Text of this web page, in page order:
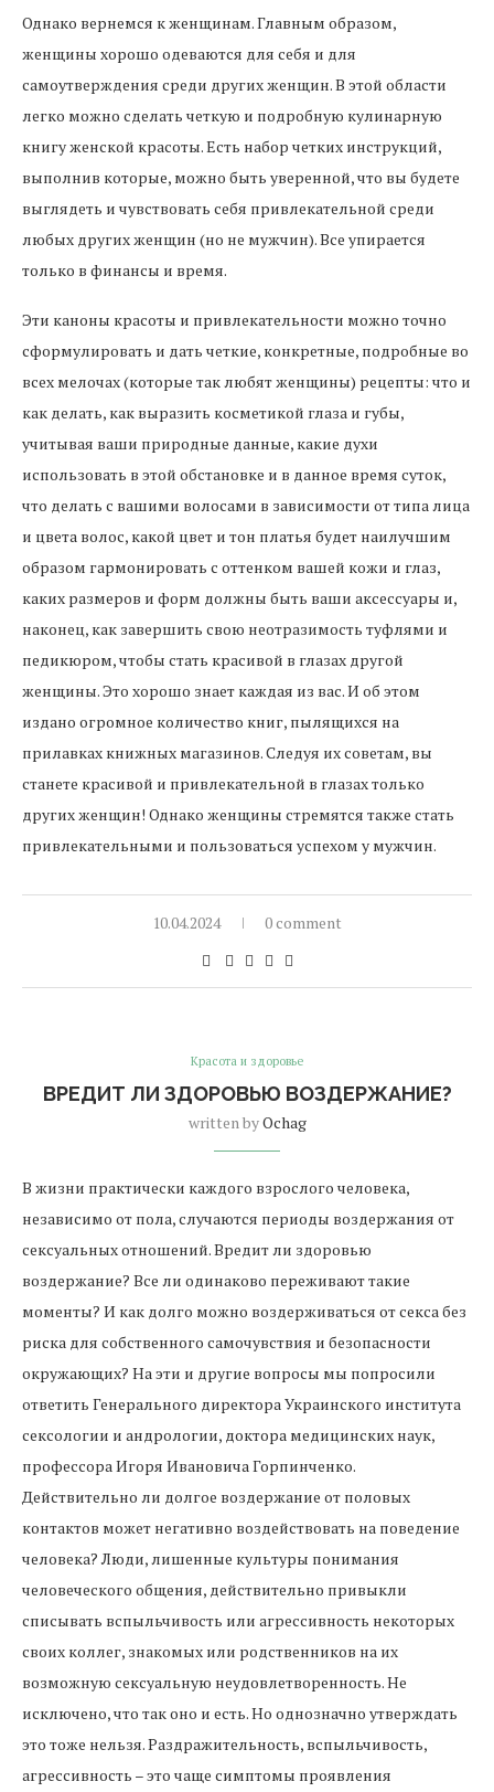
Однако вернемся к женщинам. Главным образом,
женщины хорошо одеваются для себя и для
самоутверждения среди других женщин. В этой области
легко можно сделать четкую и подробную кулинарную
книгу женской красоты. Есть набор четких инструкций,
выполнив которые, можно быть уверенной, что вы будете
выглядеть и чувствовать себя привлекательной среди
любых других женщин (но не мужчин). Все упирается
только в финансы и время.
Эти каноны красоты и привлекательности можно точно
сформулировать и дать четкие, конкретные, подробные во
всех мелочах (которые так любят женщины) рецепты: что и
как делать, как выразить косметикой глаза и губы,
учитывая ваши природные данные, какие духи
использовать в этой обстановке и в данное время суток,
что делать с вашими волосами в зависимости от типа лица
и цвета волос, какой цвет и тон платья будет наилучшим
образом гармонировать с оттенком вашей кожи и глаз,
каких размеров и форм должны быть ваши аксессуары и,
наконец, как завершить свою неотразимость туфлями и
педикюром, чтобы стать красивой в глазах другой
женщины. Это хорошо знает каждая из вас. И об этом
издано огромное количество книг, пылящихся на
прилавках книжных магазинов. Следуя их советам, вы
станете красивой и привлекательной в глазах только
других женщин! Однако женщины стремятся также стать
привлекательными и пользоваться успехом у мужчин.
10.04.2024 0 comment
Красота и здоровье
ВРЕДИТ ЛИ ЗДОРОВЬЮ ВОЗДЕРЖАНИЕ?
written byOchag
В жизни практически каждого взрослого человека,
независимо от пола, случаются периоды воздержания от
сексуальных отношений. Вредит ли здоровью
воздержание? Все ли одинаково переживают такие
моменты? И как долго можно воздерживаться от секса без
риска для собственного самочувствия и безопасности
окружающих? На эти и другие вопросы мы попросили
ответить Генерального директора Украинского института
сексологии и андрологии, доктора медицинских наук,
профессора Игоря Ивановича Горпинченко.
Действительно ли долгое воздержание от половых
контактов может негативно воздействовать на поведение
человека? Люди, лишенные культуры понимания
человеческого общения, действительно привыкли
списывать вспыльчивость или агрессивность некоторых
своих коллег, знакомых или родственников на их
возможную сексуальную неудовлетворенность. Не
исключено, что так оно и есть. Но однозначно утверждать
это тоже нельзя. Раздражительность, вспыльчивость,
агрессивность – это чаще симптомы проявления